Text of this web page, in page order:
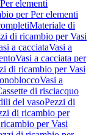
Per elementi
per Per elementi
Materiale di
di ricambio per Vasi
a cacciataVasi a
Vasi a cacciata per
di ricambio per Vasi
Vasi a
di risciacquo
del vasoPezzi di
di ricambio per
per Vasi